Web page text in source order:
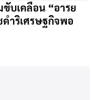
ขับเคลื่อน “อารย
ำริเศรษฐกิจพอ